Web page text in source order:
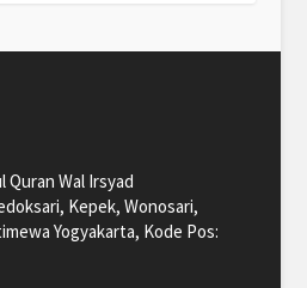
Wal Irsyad
Kepek, Wonosari,
Yogyakarta, Kode Pos: